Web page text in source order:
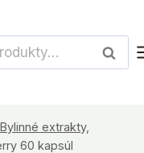
Bylinné extrakty,
60 kapsúl